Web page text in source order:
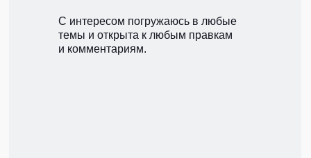
С интересом погружаюсь в любые
темы и открыта к любым правкам
и комментариям.